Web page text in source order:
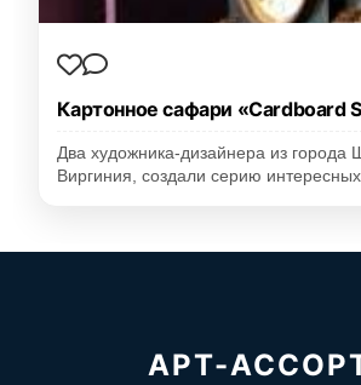
Картонное сафари «Cardboard
Два художника-дизайнера из города
Виргиния, создали серию
АРТ-